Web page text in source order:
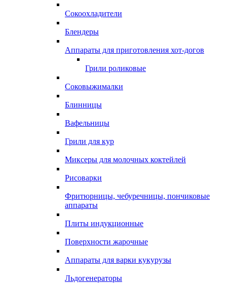
Сокоохладители
Блендеры
Аппараты для приготовления хот-догов
Грили роликовые
Соковыжималки
Блинницы
Вафельницы
Грили для кур
Миксеры для молочных коктейлей
Рисоварки
Фритюрницы, чебуречницы, пончиковые
аппараты
Плиты индукционные
Поверхности жарочные
Аппараты для варки кукурузы
Льдогенераторы